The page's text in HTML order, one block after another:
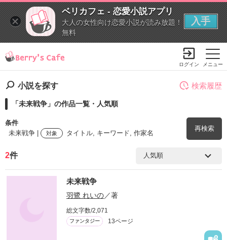
ベリカフェ - 恋愛小説アプリ
大人の女性向け恋愛小説が読み放題！
無料
入手
メニュー
ログイン
小説を探す
「未来戦争」の作品一覧・人気順
条件
未来戦争 |
対象 タイトル, キーワード, 作家名
再検索
検索ワード
検索履歴
2件
未来戦争
羽鷺 れいの／著
総文字数/2,071
ファンタジー 13ページ